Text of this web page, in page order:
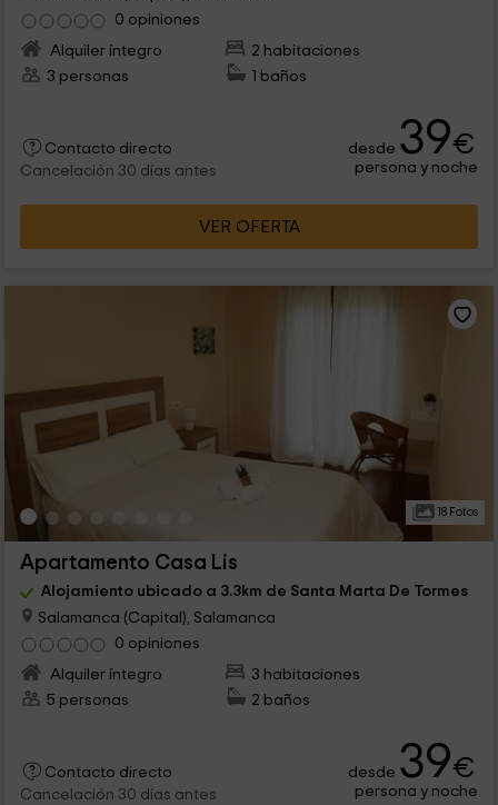
0 opiniones
Alquiler íntegro
2 habitaciones
3 personas
1 baños
Contacto directo
Cancelación 30 días antes
desde 39€
persona y noche
VER OFERTA
18 Fotos
Apartamento Casa Lis
Alojamiento ubicado a 3.3km de Santa Marta De Tormes
Salamanca (Capital), Salamanca
0 opiniones
Alquiler íntegro
3 habitaciones
5 personas
2 baños
Contacto directo
Cancelación 30 días antes
desde 39€
persona y noche